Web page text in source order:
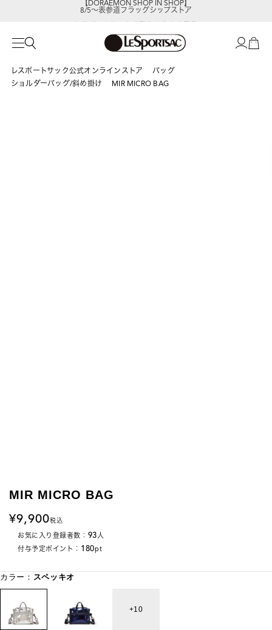
8/5～表参道フラッグシップストア
レスポートサック公式オンラインストア
バッグ
ショルダーバッグ/斜め掛け
MIR MICRO BAG
MIR MICRO BAG
9,900税込
お気に入り登録者数： 93人
付与予定ポイント： 180pt
カラー： スペッキオ
10